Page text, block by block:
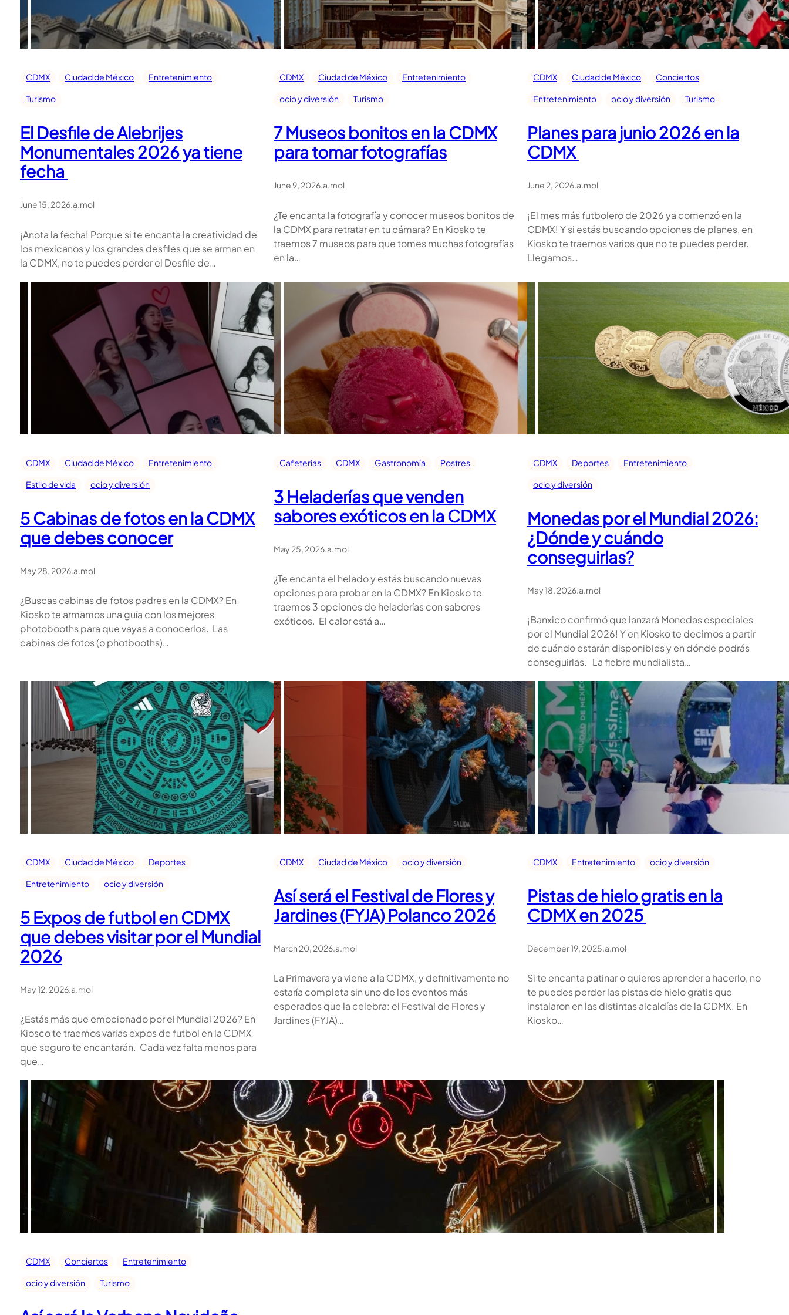
CDMX Ciudad de México Entretenimiento
Turismo
El Desfile de Alebrijes
Monumentales 2026 ya tiene
fecha
June 15, 2026.a.mol
¡Anota la fecha! Porque si te encanta la creatividad de
los mexicanos y los grandes desfiles que se arman en
la CDMX, no te puedes perder el Desfile de…
CDMX Ciudad de México Entretenimiento
ocio y diversión Turismo
7 Museos bonitos en la CDMX
para tomar fotografías
June 9, 2026.a.mol
¿Te encanta la fotografía y conocer museos bonitos de
la CDMX para retratar en tu cámara? En Kiosko te
traemos 7 museos para que tomes muchas fotografías
en la…
CDMX Ciudad de México Conciertos
Entretenimiento ocio y diversión Turismo
Planes para junio 2026 en la
CDMX
June 2, 2026.a.mol
¡El mes más futbolero de 2026 ya comenzó en la
CDMX! Y si estás buscando opciones de planes, en
Kiosko te traemos varios que no te puedes perder.
Llegamos…
CDMX Ciudad de México Entretenimiento
Estilo de vida ocio y diversión
5 Cabinas de fotos en la CDMX
que debes conocer
May 28, 2026 a.mol
¿Buscas cabinas de fotos padres en la CDMX? En
Kiosko te armamos una guía con los mejores
photobooths para que vayas a conocerlos. Las
cabinas de fotos (o photbooths)…
Cafeterías CDMX Gastronomía Postres
3 Heladerías que venden
sabores exóticos en la CDMX
May 25, 2026 a.mol
¿Te encanta el helado y estás buscando nuevas
opciones para probar en la CDMX? En Kiosko te
traemos 3 opciones de heladerías con sabores
exóticos. El calor está a…
CDMX Deportes Entretenimiento
ocio y diversión
Monedas por el Mundial 2026:
¿Dónde y cuándo
conseguirlas?
May 18, 2026 a.mol
¡Banxico confirmó que lanzará Monedas especiales
por el Mundial 2026! Y en Kiosko te decimos a partir
de cuándo estarán disponibles y en dónde podrás
conseguirlas. La fiebre mundialista…
CDMX Ciudad de México Deportes
Entretenimiento ocio y diversión
5 Expos de futbol en CDMX
que debes visitar por el Mundial
2026
May 12, 2026 a.mol
¿Estás más que emocionado por el Mundial 2026? En
Kiosco te traemos varias expos de futbol en la CDMX
que seguro te encantarán. Cada vez falta menos para
que…
CDMX Ciudad de México ocio y diversión
Así será el Festival de Flores y
Jardines (FYJA) Polanco 2026
March 20, 2026 a.mol
La Primavera ya viene a la CDMX, y definitivamente no
estaría completa sin uno de los eventos más
esperados que la celebra: el Festival de Flores y
Jardines (FYJA)…
CDMX Entretenimiento ocio y diversión
Pistas de hielo gratis en la
CDMX en 2025
December 19, 2025 a.mol
Si te encanta patinar o quieres aprender a hacerlo, no
te puedes perder las pistas de hielo gratis que
instalaron en las distintas alcaldías de la CDMX. En
Kiosko…
CDMX Conciertos Entretenimiento
ocio y diversión Turismo